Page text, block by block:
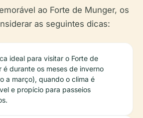
ao Forte de Munger, os
as seguintes dicas:
ideal para visitar o Forte de
é durante os meses de inverno
a março), quando o clima é
e propício para passeios